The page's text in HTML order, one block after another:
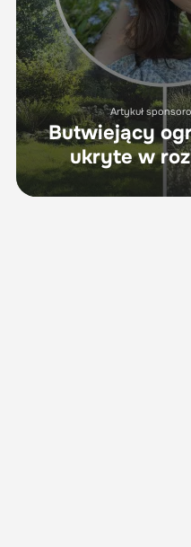
Artykuł
Butwiejący
ukryte w